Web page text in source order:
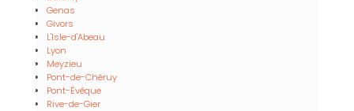
Genas
Givors
L'Isle-d'Abeau
Lyon
Meyzieu
Pont-de-Chéruy
Pont-Évêque
Rive-de-Gier